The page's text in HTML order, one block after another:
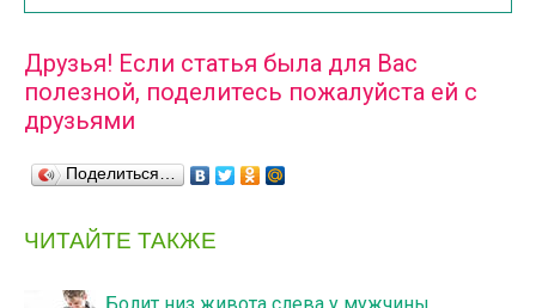
Друзья! Если статья была для Вас
полезной, поделитесь пожалуйста ей с
друзьями
Поделиться…
ЧИТАЙТЕ ТАКЖЕ